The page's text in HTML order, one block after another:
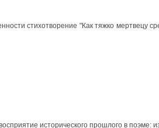
стихотворение "Как тяжко мертвецу
исторического прошлого в поэме: